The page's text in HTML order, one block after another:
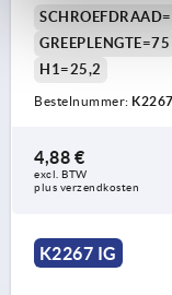
GREEPLENGTE=75
H1=25,2
Bestelnummer:
4,88 €
excl. BTW
plus verzendkosten
K2267 IG